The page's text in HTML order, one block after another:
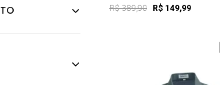
R$ 389,90 R$ 149,99